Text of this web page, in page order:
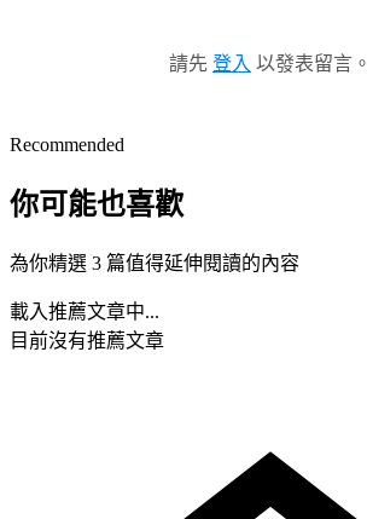
請先 登入 以發表留言。
Recommended
你可能也喜歡
為你精選 3 篇值得延伸閱讀的內容
載入推薦文章中...
目前沒有推薦文章